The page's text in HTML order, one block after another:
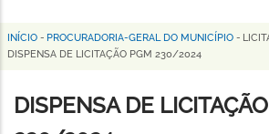
Horizonte
Trilha
navegação
INÍCIO - PROCURADORIA-GERAL DO MUNICÍPIO -
DISPENSA DE LICITAÇÃO PGM 230/2024
DISPENSA DE